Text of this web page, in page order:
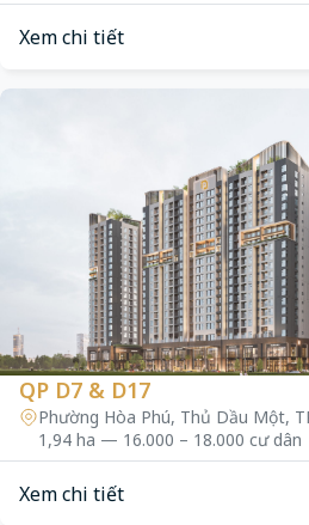
Xem chi tiết
QP D7 & D17
Phường Hòa Phú, Thủ Dầu Một,
1,94 ha — 16.000 – 18.000 cư dân
Xem chi tiết